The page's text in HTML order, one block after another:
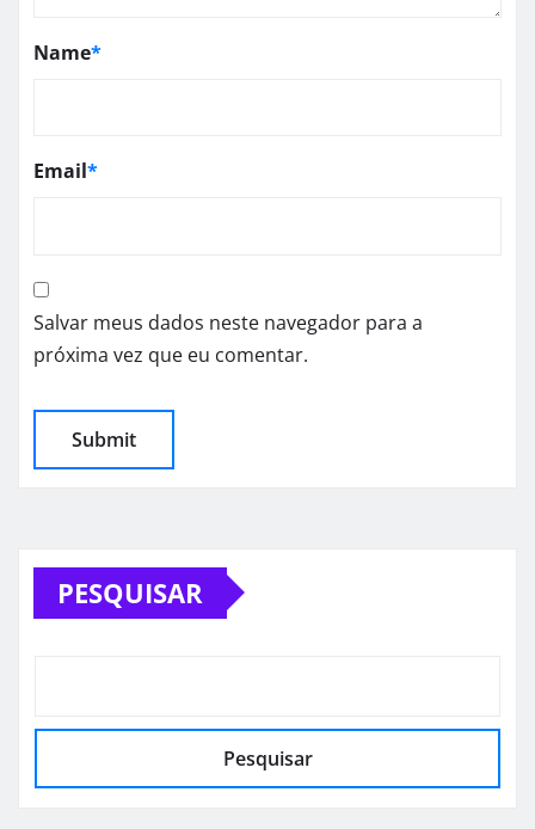
Name*
Email*
Salvar meus dados neste navegador para a
próxima vez que eu comentar.
PESQUISAR
Pesquisar